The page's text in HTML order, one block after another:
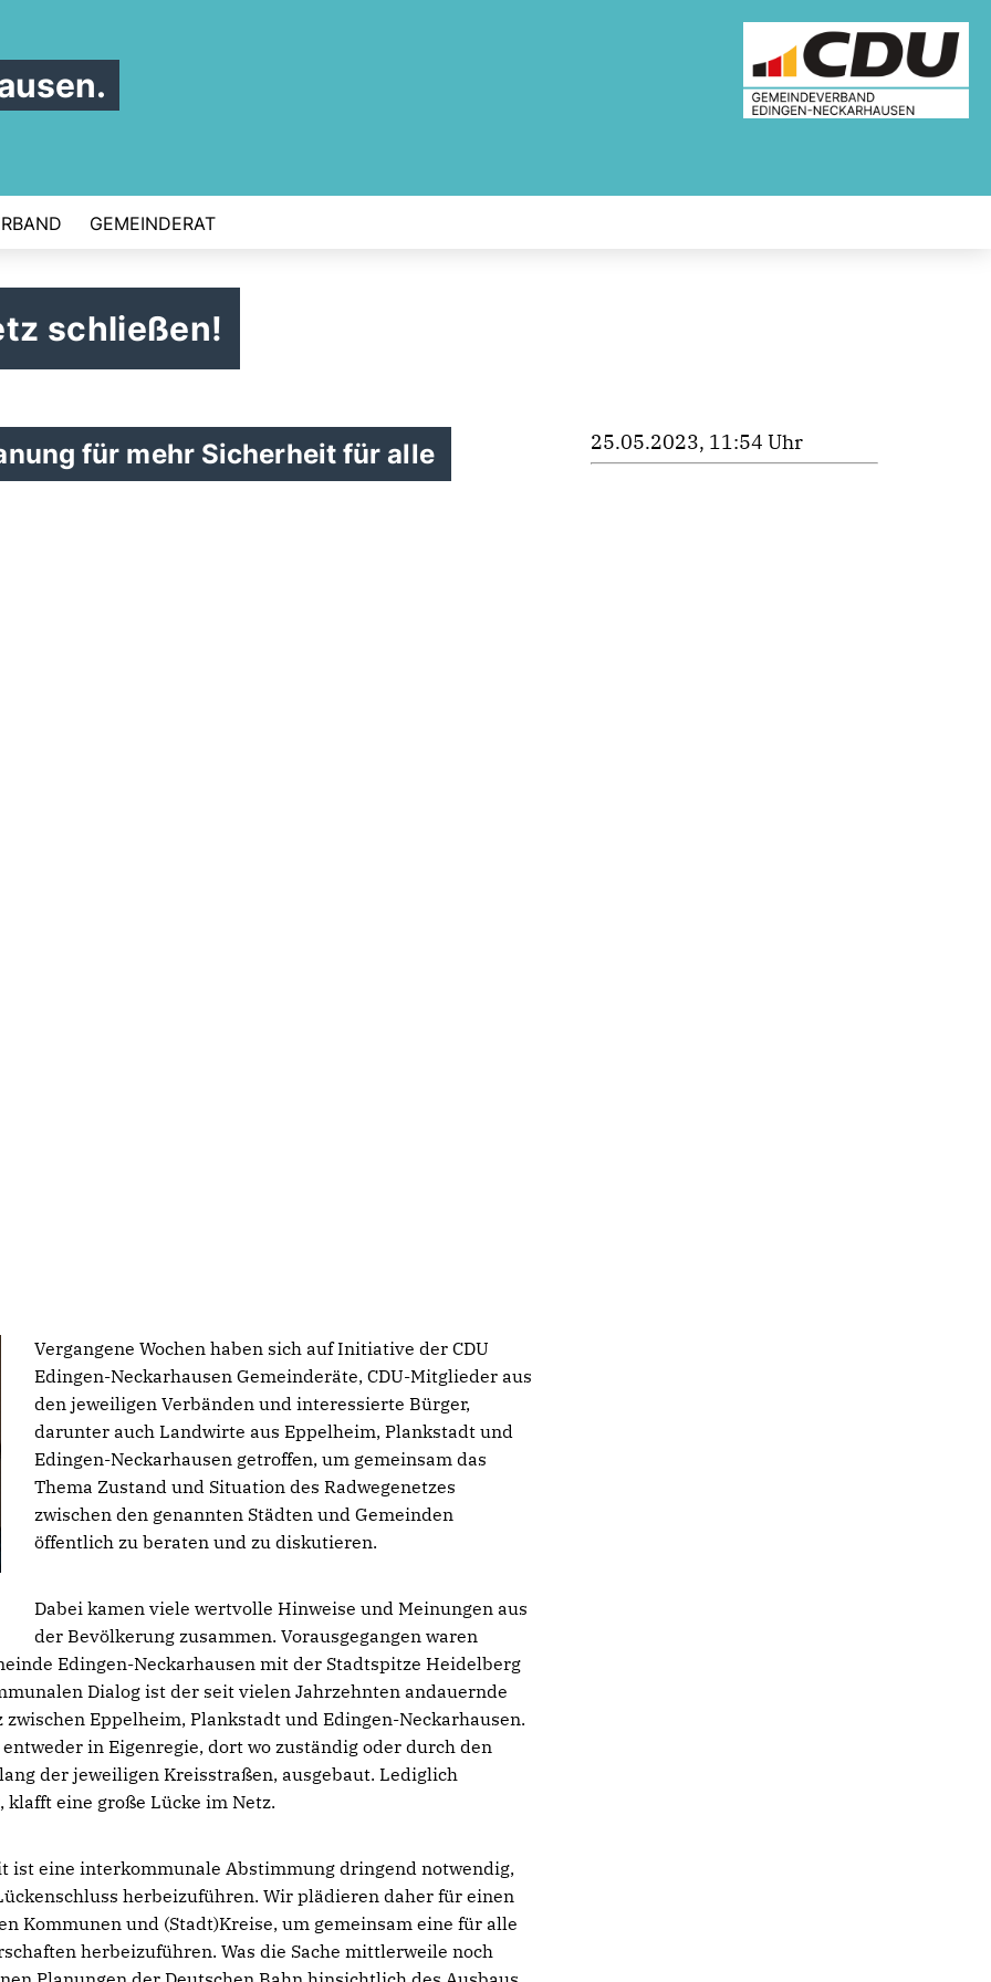
GEMEINDERAT
schließen!
für mehr Sicherheit für alle
Vergangene Wochen haben sich auf Initiative der CDU
Edingen-Neckarhausen Gemeinderäte, CDU-Mitglieder aus
den jeweiligen Verbänden und interessierte Bürger,
darunter auch Landwirte aus Eppelheim, Plankstadt und
Edingen-Neckarhausen getroffen, um gemeinsam das
Thema Zustand und Situation des Radwegenetzes
zwischen den genannten Städten und Gemeinden
öffentlich zu beraten und zu diskutieren.
Dabei kamen viele wertvolle Hinweise und Meinungen aus
der Bevölkerung zusammen. Vorausgegangen waren
Edingen-Neckarhausen mit der Stadtspitze Heidelberg
Dialog ist der seit vielen Jahrzehnten andauernde
Eppelheim, Plankstadt und Edingen-Neckarhausen.
in Eigenregie, dort wo zuständig oder durch den
der jeweiligen Kreisstraßen, ausgebaut. Lediglich
eine große Lücke im Netz.
ist eine interkommunale Abstimmung dringend notwendig,
herbeizuführen. Wir plädieren daher für einen
Kommunen und (Stadt)Kreise, um gemeinsam eine für alle
herbeizuführen. Was die Sache mittlerweile noch
25.05.2023, 11:54 Uhr